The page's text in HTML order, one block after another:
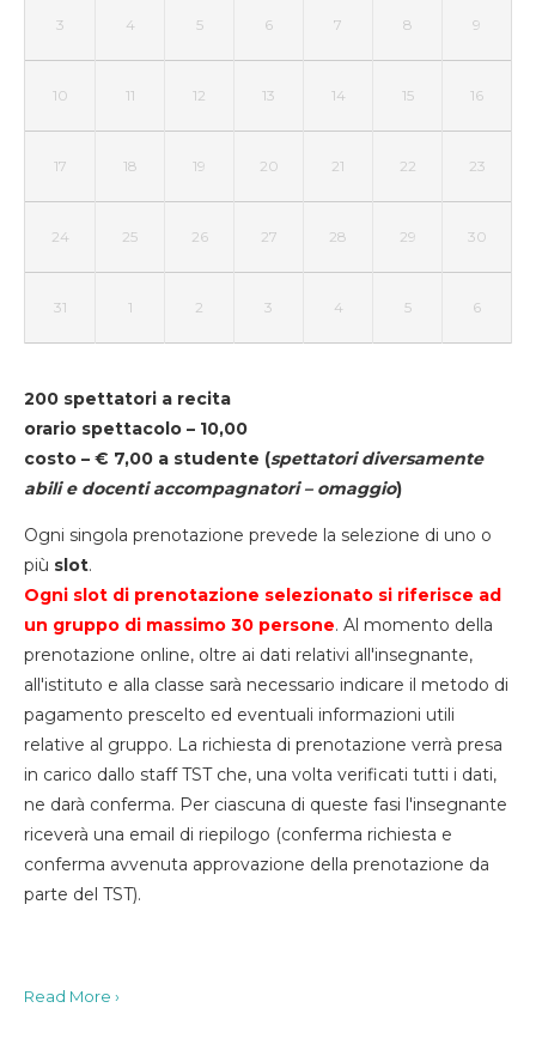
3 4 5 6 7 8 9
10 11 12 13 14 15 16
17 18 19 20 21 22 23
24 25 26 27 28 29 30
31 1 2 3 4 5 6
200 spettatori a recita
orario spettacolo – 10,00
costo – € 7,00 a studente (spettatori diversamente
abili e docenti accompagnatori – omaggio)
Ogni singola prenotazione prevede la selezione di uno o
più slot.
Ogni slot di prenotazione selezionato si riferisce ad
un gruppo di massimo 30 persone. Al momento della
prenotazione online, oltre ai dati relativi all'insegnante,
all'istituto e alla classe sarà necessario indicare il metodo di
pagamento prescelto ed eventuali informazioni utili
relative al gruppo. La richiesta di prenotazione verrà presa
in carico dallo staff TST che, una volta verificati tutti i dati,
ne darà conferma. Per ciascuna di queste fasi l'insegnante
riceverà una email di riepilogo (conferma richiesta e
conferma avvenuta approvazione della prenotazione da
parte del TST).
Read More ›